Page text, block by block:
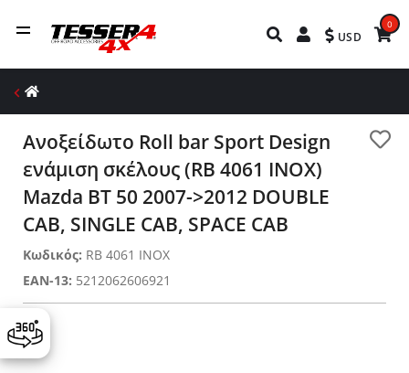
USD
0
Ανοξείδωτο Roll bar Sport Design
ενάμιση σκέλους (RB 4061 INOX)
Mazda BT 50 2007->2012 DOUBLE
CAB, SINGLE CAB, SPACE CAB
Κωδικός: RB 4061 INOX
EAN-13: 5212062606921